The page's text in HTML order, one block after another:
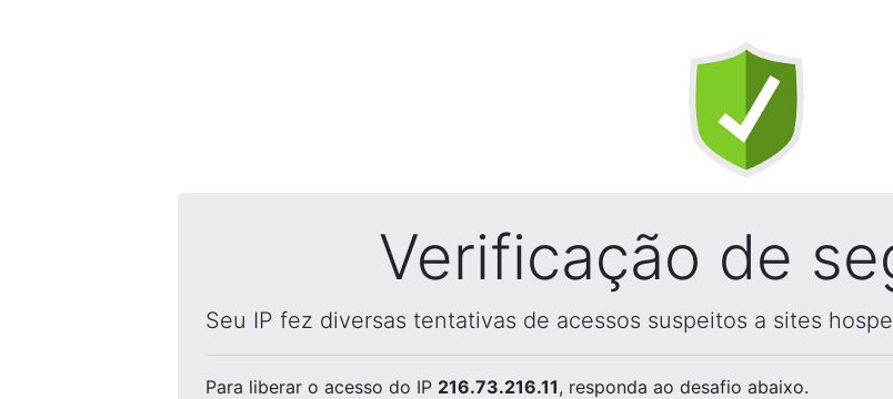
Verificação de
Seu IP fez diversas tentativas de acessos suspeitos a sites
Para liberar o acesso do IP 216.73.216.11, responda ao desafio abaixo.